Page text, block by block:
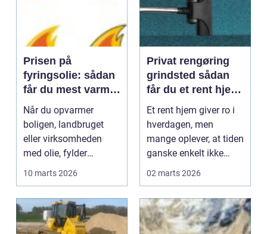
Prisen på
fyringsolie: sådan
får du mest varme
for pengene
Når du opvarmer
boligen, landbruget
eller virksomheden
med olie, fylder
udgifterne hurtigt
10 marts 2026
Privat rengøring
grindsted sådan
får du et rent hjem
uden stress
Et rent hjem giver ro i
hverdagen, men
mange oplever, at tiden
ganske enkelt ikke
rækker. Arbejde, f...
02 marts 2026